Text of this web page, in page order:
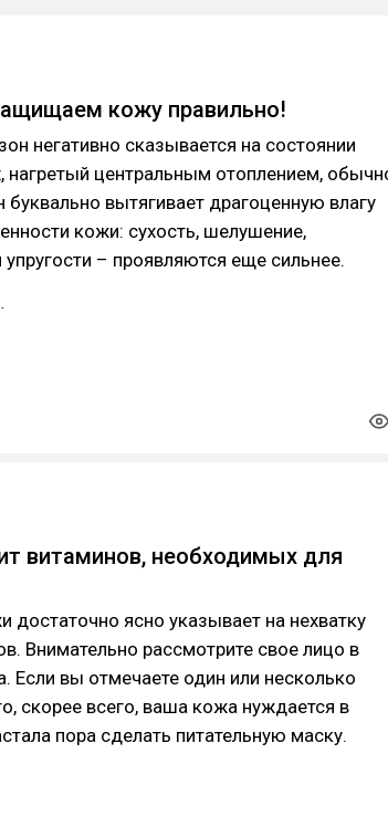
кожу правильно!
негативно сказывается на состоянии
нагретый центральным отоплением,
вытягивает драгоценную влагу
кожи: сухость, шелушение,
– проявляются еще сильнее.
витаминов, необходимых для
достаточно ясно указывает на нехватку
Внимательно рассмотрите свое лицо в
Если вы отмечаете один или несколько
скорее всего, ваша кожа нуждается в
пора сделать питательную маску.